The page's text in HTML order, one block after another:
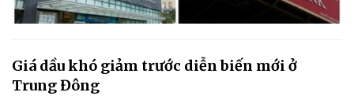
Giá dầu khó giảm trước diễn biến mới ở
Trung Đông